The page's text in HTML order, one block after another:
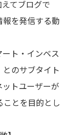
てブログで
を発信する動
ト・インベス
のサブタイト
トユーザーが
ことを目的とし